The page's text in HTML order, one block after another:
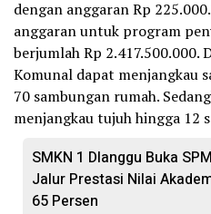
dengan anggaran Rp
anggaran untuk program
berjumlah Rp 2.417.500.000.
Komunal dapat menjangkau
70 sambungan rumah.
menjangkau tujuh hingga 12
SMKN 1 Dlanggu Buka
Jalur Prestasi Nilai
65 Persen